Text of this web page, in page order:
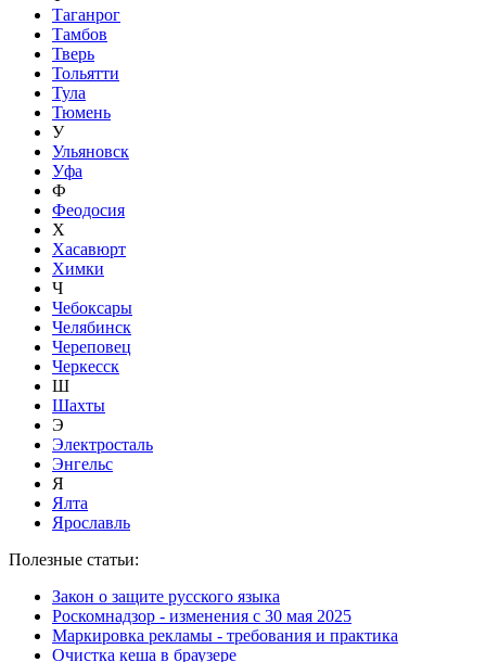
Таганрог
Тамбов
Тверь
Тольятти
Тула
Тюмень
У
Ульяновск
Уфа
Ф
Феодосия
Х
Хасавюрт
Химки
Ч
Чебоксары
Челябинск
Череповец
Черкесск
Ш
Шахты
Э
Электросталь
Энгельс
Я
Ялта
Ярославль
Полезные статьи:
Закон о защите русского языка
Роскомнадзор - изменения с 30 мая 2025
Маркировка рекламы - требования и практика
Очистка кеша в браузере